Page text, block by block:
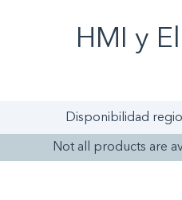
HMI y
Disponibilidad
Not all products are